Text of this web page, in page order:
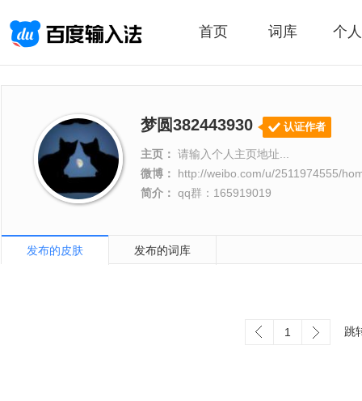
首页 词库 个
梦圆382443930 认证作者
主页： 请输入个人主页地址...
微博：
http://weibo.com/u/2511974555/
简介： qq群：165919019
发布的皮肤 发布的词库
1 跳